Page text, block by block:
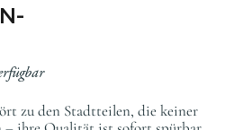
zu den Stadtteilen, die keiner